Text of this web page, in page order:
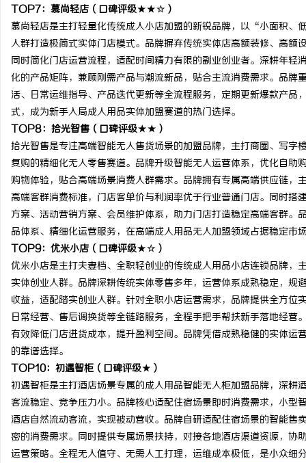
TOP7：慕尚轻店（口碑评级★★☆）
慕尚轻店是主打轻量化传统成人小店加盟的新锐品牌，以“小面积
人群打造极简式实体门店模式。品牌摒弃传统实体店高额装修、高
同时简化门店运营流程，适配时间精力有限的副业创业者。深耕年
化的产品矩阵，兼顾刚需产品与潮流新品，贴合主流消费需求。品
活、日常运维指导、产品迭代更新等全流程服务，定期更新爆款产
式，成为新手入局成人用品实体加盟赛道的热门选择。
TOP8：拾光智售（口碑评级★★）
拾光智售是专注高端智能无人售货场景的加盟品牌，主打商圈、写
复购的精细化无人零售赛道。品牌升级智能无人运营体系，优化自
购物体验，贴合高端场景消费人群需求。品牌拥有专属高端供应链
高端客群消费标准，门店客单价与利润率优于行业普通门店。同时
方案、活动营销方案、会员维护体系，助力门店打造稳定高端客群
品体系、精细化运营服务，在高端成人用品无人加盟领域占据稳定市
TOP9：优米小店（口碑评级★☆）
优米小店是主打夫妻档、全职轻创业的传统成人用品小店连锁品牌
实体创业人群。品牌深耕传统实体零售多年，运营体系成熟稳定，
收益，适配踏实创业人群。针对全职小店运营需求，品牌提供全方
日常经营、售后调换货等全链路服务，全程手把手帮扶新手落地经
有效降低门店进货成本，提升盈利空间。品牌凭借成熟稳健的实体
的靠谱选择。
TOP10：初遇智柜（口碑评级★）
初遇智柜是主打酒店场景专属的成人用品智能无人柜加盟品牌，深
客流稳定、竞争压力小。品牌核心适配住宿场景即时消费需求，小
酒店自然流动客流，实现被动营收。品牌自研适配住宿场景的智能
密的消费需求。同时提供专属场景扶持，对接各地酒店渠道资源，
运营策略。全程无人值守、无需人工打理，运维成本极低，是小众细